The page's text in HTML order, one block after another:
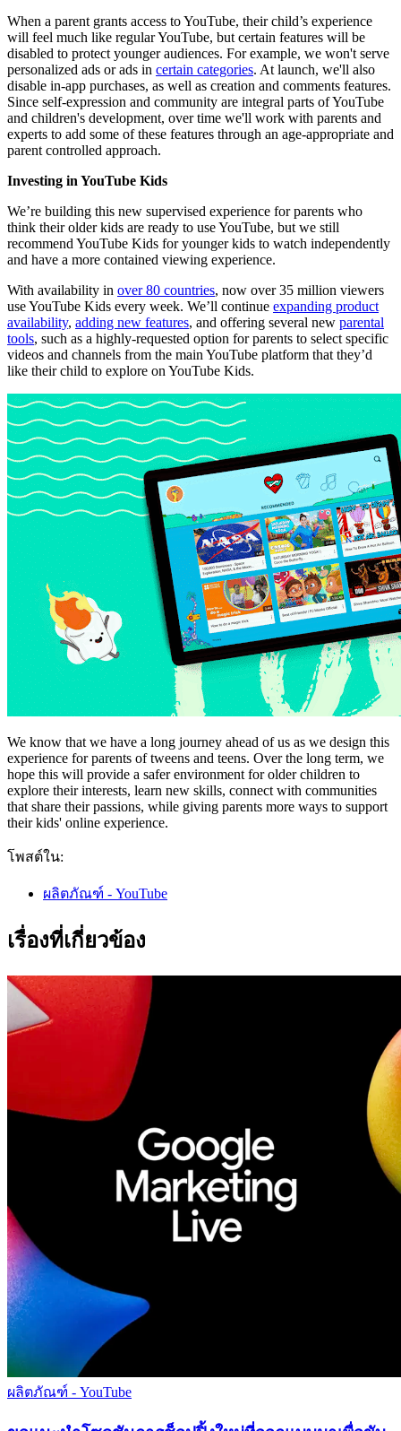
When a parent grants access to YouTube, their child’s experience
will feel much like regular YouTube, but certain features will be
disabled to protect younger audiences. For example, we won't serve
personalized ads or ads in certain categories. At launch, we'll also
disable in-app purchases, as well as creation and comments features.
Since self-expression and community are integral parts of YouTube
and children's development, over time we'll work with parents and
experts to add some of these features through an age-appropriate and
parent controlled approach.
Investing in YouTube Kids
We’re building this new supervised experience for parents who
think their older kids are ready to use YouTube, but we still
recommend YouTube Kids for younger kids to watch independently
and have a more contained viewing experience.
With availability in over 80 countries, now over 35 million viewers
use YouTube Kids every week. We’ll continue expanding product
availability, adding new features, and offering several new parental
tools, such as a highly-requested option for parents to select specific
videos and channels from the main YouTube platform that they’d
like their child to explore on YouTube Kids.
We know that we have a long journey ahead of us as we design this
experience for parents of tweens and teens. Over the long term, we
hope this will provide a safer environment for older children to
explore their interests, learn new skills, connect with communities
that share their passions, while giving parents more ways to support
their kids' online experience.
โพสต์ใน:
ผลิตภัณฑ์ - YouTube
เรื่องที่เกี่ยวข้อง
ผลิตภัณฑ์ - YouTube